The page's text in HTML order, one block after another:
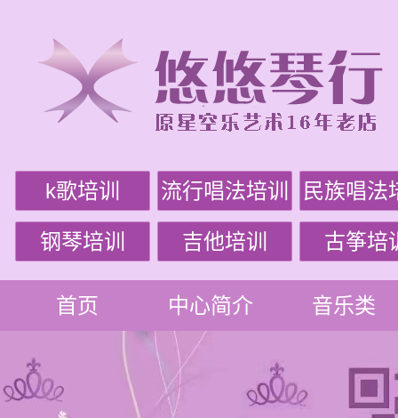
k歌培训 流行唱法培训 民族唱法
钢琴培训 吉他培训 古筝培
首页 中心简介 音乐类